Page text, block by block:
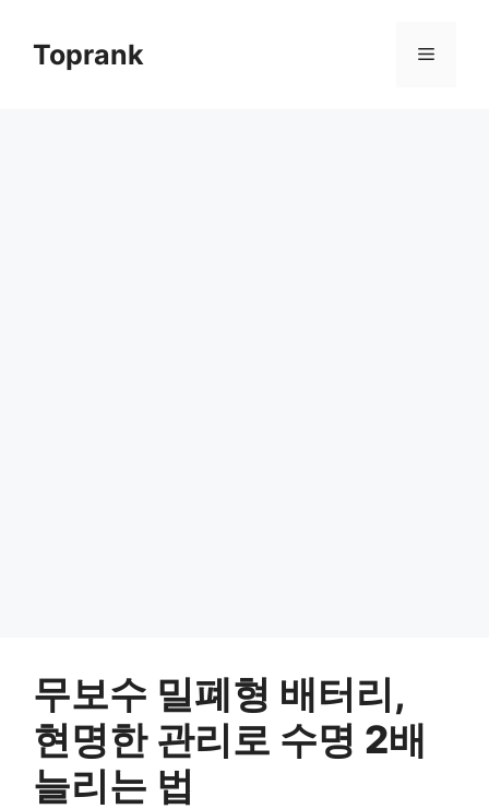
건너뛰기Toprank 메뉴
무보수 밀폐형 배터리,
현명한 관리로 수명 2배
늘리는 법